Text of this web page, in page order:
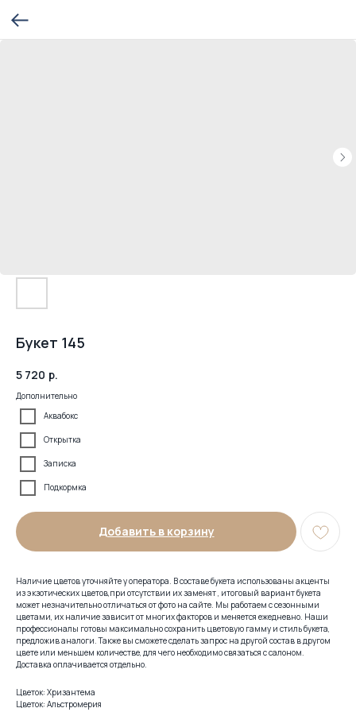
Букет 145
5 720 р.
Дополнительно
Аквабокс
Открытка
Записка
Подкормка
Добавить в корзину
Наличие цветов уточняйте у оператора. В составе букета использованы акценты
из экзотических цветов,при отсутствии их заменят , итоговый вариант букета
может незначительно отличаться от фото на сайте. Мы работаем с сезонными
цветами, их наличие зависит от многих факторов и меняется ежедневно. Наши
профессионалы готовы максимально сохранить цветовую гамму и стиль букета,
предложив аналоги. Также вы сможете сделать запрос на другой состав в другом
цвете или меньшем количестве, для чего необходимо связаться с салоном.
Доставка оплачивается отдельно.
Цветок: Хризантема
Цветок: Альстромерия